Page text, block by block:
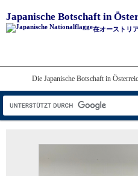
Japanische Botschaft in
在オーストリ
Die Japanische Botschaft in